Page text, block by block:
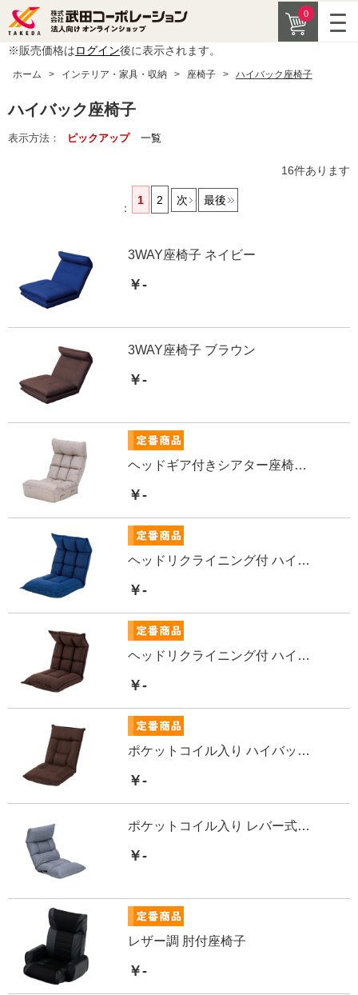
0
※販売価格はログイン後に表示されます。
ホーム > インテリア・家具・収納 > 座椅子 > ハイバック座椅子
ハイバック座椅子
表示方法： ピックアップ 一覧
16件あります
：
1 2 次 最後
3WAY座椅子 ネイビー
￥-
3WAY座椅子 ブラウン
￥-
ヘッドギア付きシアター座椅子 ベージュ
￥-
ヘッドリクライニング付 ハイバック座椅子
￥-
ヘッドリクライニング付 ハイバック座椅子ブラウン
￥-
ポケットコイル入り ハイバック座椅子
￥-
ポケットコイル入り レバー式座椅子
￥-
レザー調 肘付座椅子
￥-